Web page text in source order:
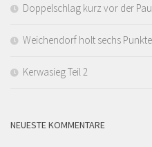
Doppelschlag kurz vor der
Weichendorf holt sechs
Kerwasieg Teil 2
NEUESTE KOMMENTARE